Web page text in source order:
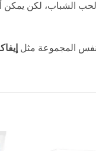
لحب الشباب، لكن
المجموعة مثل